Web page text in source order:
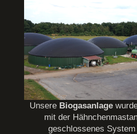
Unsere Biogasanlage
mit der
geschlossenes